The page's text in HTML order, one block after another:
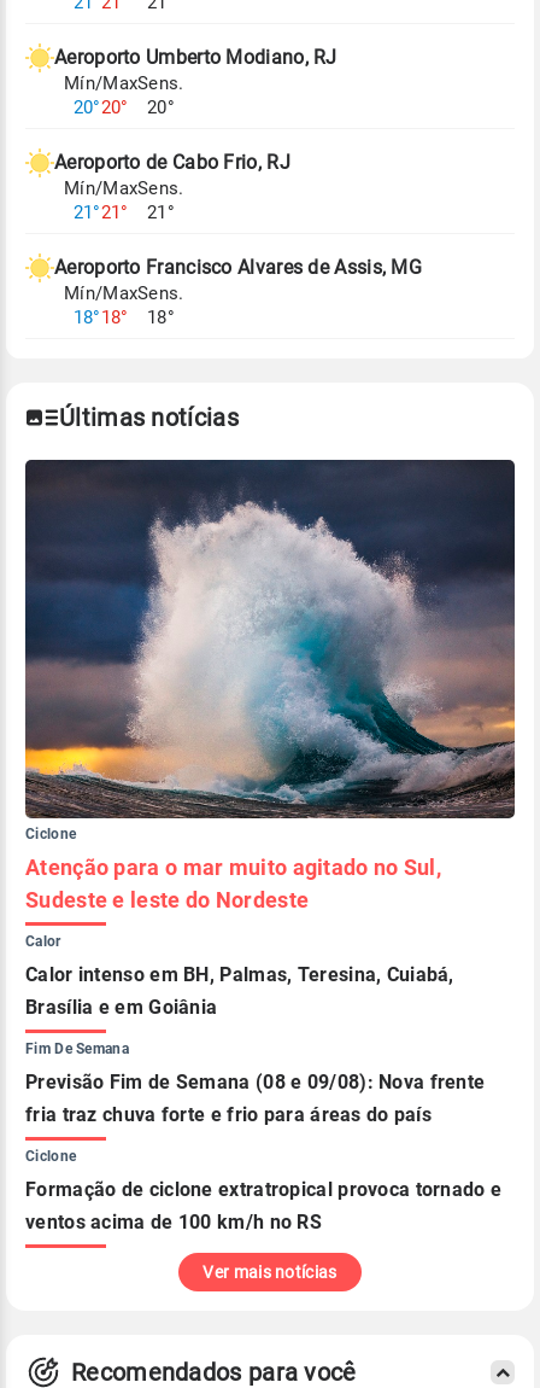
Aeroporto Umberto Modiano, RJ
Mín/Max
20°20°
Sens.
20°
Aeroporto de Cabo Frio, RJ
Mín/Max
21°21°
Sens.
21°
Aeroporto Francisco Alvares de Assis, MG
Mín/Max
18°18°
Sens.
18°
Últimas notícias
Ciclone
Atenção para o mar muito agitado no Sul,
Sudeste e leste do Nordeste
Calor
Calor intenso em BH, Palmas, Teresina, Cuiabá,
Brasília e em Goiânia
Fim De Semana
Previsão Fim de Semana (08 e 09/08): Nova frente
fria traz chuva forte e frio para áreas do país
Ciclone
Formação de ciclone extratropical provoca tornado e
ventos acima de 100 km/h no RS
Ver mais notícias
Recomendados para você